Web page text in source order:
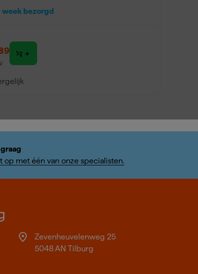
week bezorgd
op met één van onze specialisten.
Zevenheuvelenweg 25
5048 AN Tilburg